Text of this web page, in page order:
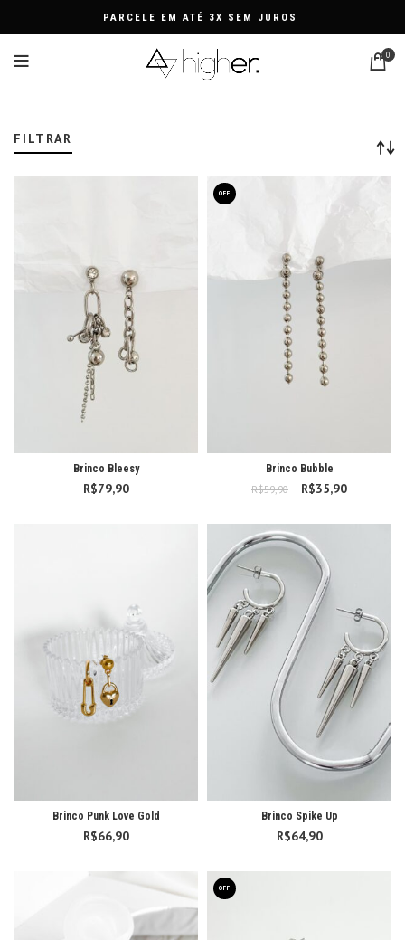
PARCELE EM ATÉ 3X SEM JUROS
0
BRINCO ARGOLA FEMININO BIJUTERIA
FILTRAR
Brinco Bleesy
R$79,90
OFF
Brinco Bubble
R$59,90
O preço original
R$35,90
R$35,90.
Brinco Punk Love Gold
R$66,90
Brinco Spike Up
R$64,90
OFF